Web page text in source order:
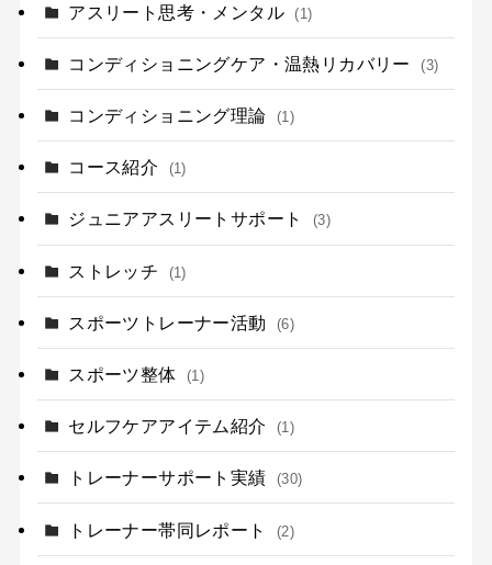
アスリート思考・メンタル (1)
コンディショニングケア・温熱リカバリー (3)
コンディショニング理論 (1)
コース紹介 (1)
ジュニアアスリートサポート (3)
ストレッチ (1)
スポーツトレーナー活動 (6)
スポーツ整体 (1)
セルフケアアイテム紹介 (1)
トレーナーサポート実績 (30)
トレーナー帯同レポート (2)